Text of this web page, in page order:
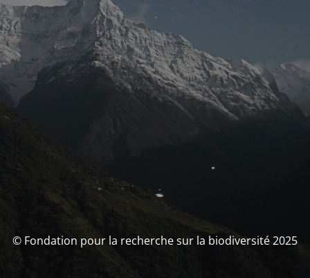
© Fondation pour la recherche sur la biodiversité 2025